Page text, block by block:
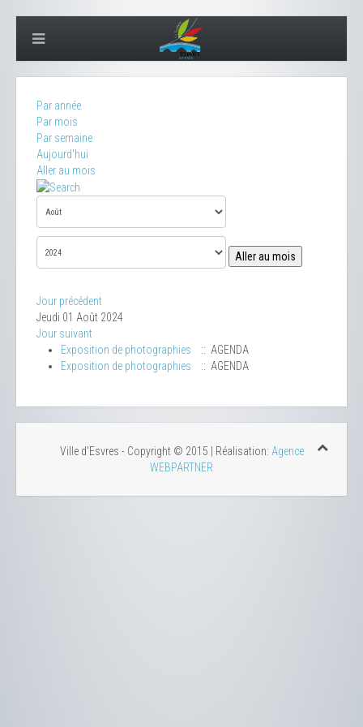
Par année
Par mois
Par semaine
Aujourd'hui
Aller au mois
Aller au mois
Jour précédent
Jeudi 01 Août 2024
Jour suivant
Exposition de photographies
:: AGENDA
Exposition de photographies
:: AGENDA
Ville d'Esvres - Copyright © 2015 | Réalisation: Agence
WEBPARTNER